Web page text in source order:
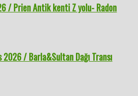
/ Prien Antik kenti Z yolu- Radon
2026 / Barla&Sultan Dağı Transı